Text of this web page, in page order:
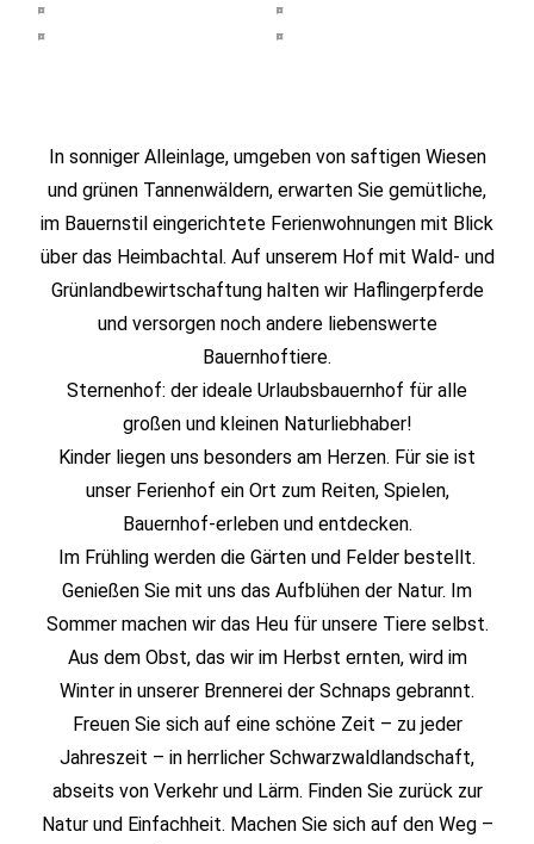
In sonniger Alleinlage, umgeben von saftigen Wiesen
und grünen Tannenwäldern, erwarten Sie gemütliche,
im Bauernstil eingerichtete Ferienwohnungen mit Blick
über das Heimbachtal. Auf unserem Hof mit Wald- und
Grünlandbewirtschaftung halten wir Haflingerpferde
und versorgen noch andere liebenswerte
Bauernhoftiere.
Sternenhof: der ideale Urlaubsbauernhof für alle
großen und kleinen Naturliebhaber!
Kinder liegen uns besonders am Herzen. Für sie ist
unser Ferienhof ein Ort zum Reiten, Spielen,
Bauernhof-erleben und entdecken.
Im Frühling werden die Gärten und Felder bestellt.
Genießen Sie mit uns das Aufblühen der Natur. Im
Sommer machen wir das Heu für unsere Tiere selbst.
Aus dem Obst, das wir im Herbst ernten, wird im
Winter in unserer Brennerei der Schnaps gebrannt.
Freuen Sie sich auf eine schöne Zeit – zu jeder
Jahreszeit – in herrlicher Schwarzwaldlandschaft,
abseits von Verkehr und Lärm. Finden Sie zurück zur
Natur und Einfachheit. Machen Sie sich auf den Weg –